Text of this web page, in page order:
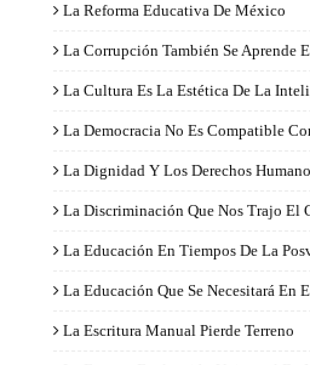
La Reforma Educativa De México
La Corrupción También Se Aprende
La Cultura Es La Estética De La
La Democracia No Es Compatible
La Dignidad Y Los Derechos
La Discriminación Que Nos Trajo El
La Educación En Tiempos De La
La Educación Que Se Necesitará En
La Escritura Manual Pierde Terreno